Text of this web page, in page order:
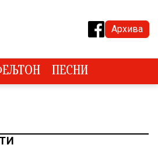
Архива
ПЕСНИ